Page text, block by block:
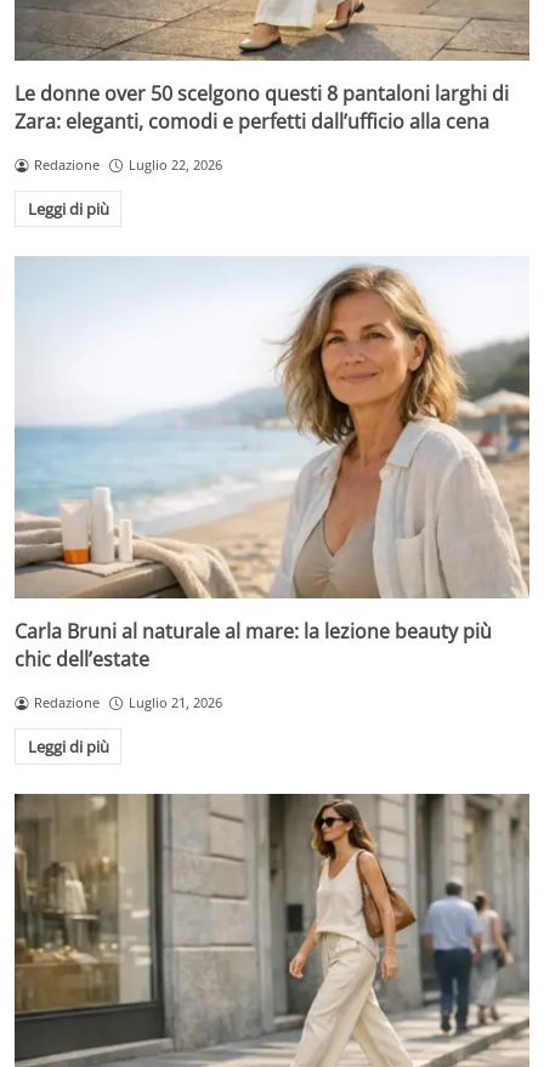
Le donne over 50 scelgono questi 8 pantaloni larghi di
Zara: eleganti, comodi e perfetti dall’ufficio alla cena
Redazione Luglio 22, 2026
Leggi di più
Carla Bruni al naturale al mare: la lezione beauty più
chic dell’estate
Redazione Luglio 21, 2026
Leggi di più